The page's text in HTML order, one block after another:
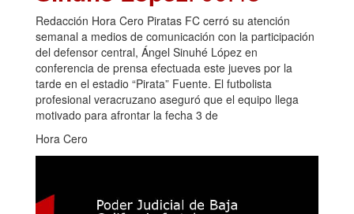
Redacción Hora Cero Piratas FC cerró su atención
semanal a medios de comunicación con la participación
del defensor central, Ángel Sinuhé López en
conferencia de prensa efectuada este jueves por la
tarde en el estadio “Pirata” Fuente. El futbolista
profesional veracruzano aseguró que el equipo llega
motivado para afrontar la fecha 3 de
Hora Cero